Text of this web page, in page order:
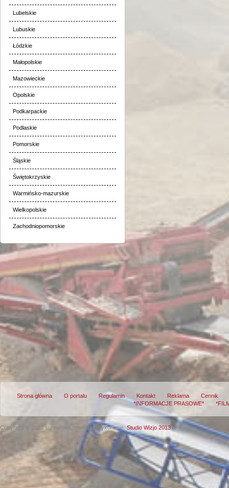
Lubelskie
Lubuskie
Łódzkie
Małopolskie
Mazowieckie
Opolskie
Podkarpackie
Podlaskie
Pomorskie
Śląskie
Świętokrzyskie
Warmińsko-mazurskie
Wielkopolskie
Zachodniopomorskie
Strona główna O portalu Regulamin Kontakt Reklama
Cennik
*INFORMACJE PRASOWE*
Copyright © 2013 surowce-kopalnie.plWykonanie:Studio Wizjo 2013